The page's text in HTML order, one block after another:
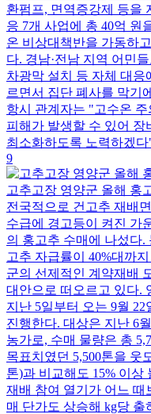
환펌프, 면역증강제 등을
응 7개 사업에 총 40억 원
온 비상대책반을 가동하
다. 경남·전남 지역 어민
차광막 설치 등 자체 대응
르면서 집단 폐사를 막기
항시 관계자는 "고수온
피해가 발생할 수 있어
최소화하도록 노력하겠
9
고추고장 영양군 올해 홍
전국적으로 건고추 재배
수급에 경고등이 켜진 가
의 홍고추 수매에 나섰다.
고추 자급률이 40%대까
군의 선제적인 계약재배
대안으로 떠오르고 있다.
지난 5일부터 오는 9월
진행한다. 대상은 지난 6
농가로, 수매 물량은 총
목표치였던 5,500톤을 웃
톤)과 비교해도 15% 이상
재배 참여 열기가 어느 때
매 단가도 상승해 kg당 출